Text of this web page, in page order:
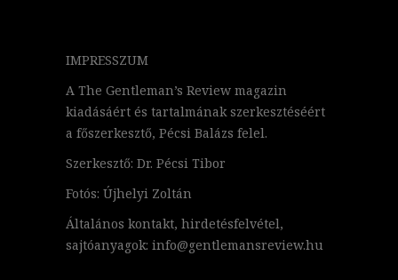
IMPRESSZUM
A The Gentleman’s Review magazin
kiadásáért és tartalmának szerkesztéséért
a főszerkesztő, Pécsi Balázs felel.
Szerkesztő: Dr. Pécsi Tibor
Fotós: Újhelyi Zoltán
Általános kontakt, hirdetésfelvétel,
sajtóanyagok: info@gentlemansreview.hu